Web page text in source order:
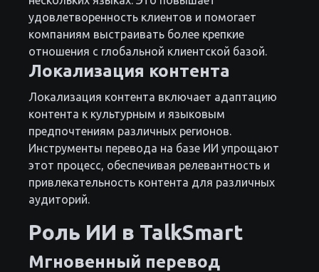
удовлетворенность клиентов и помогает
компаниям выстраивать более крепкие
отношения с глобальной клиентской базой.
Локализация контента
Локализация контента включает адаптацию
контента к культурным и языковым
предпочтениям различных регионов.
Инструменты перевода на базе ИИ упрощают
этот процесс, обеспечивая релевантность и
привлекательность контента для различных
аудиторий.
Роль ИИ в TalkSmart
Мгновенный перевод